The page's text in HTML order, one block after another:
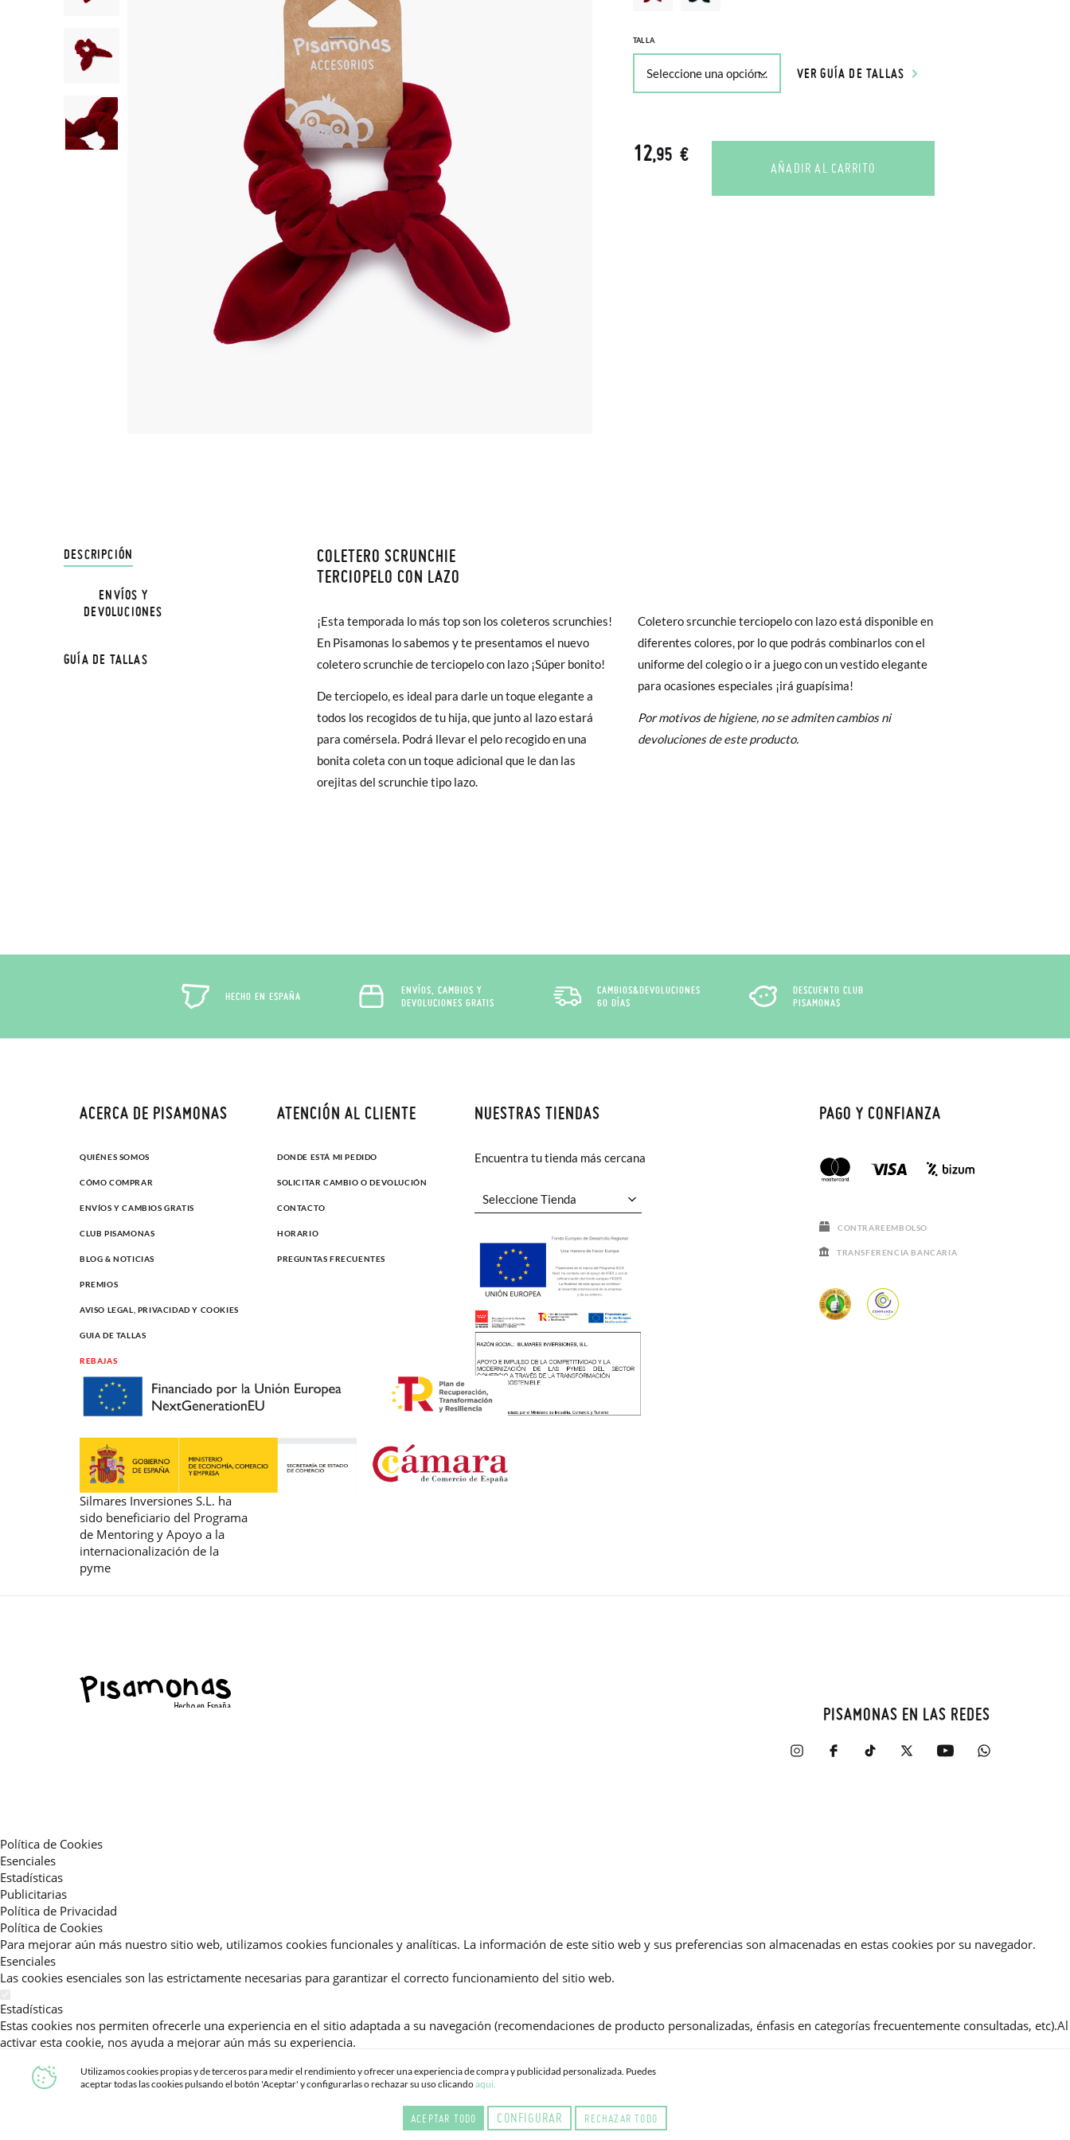
TALLA
VER GUÍA DE TALLAS
12,95 €
AÑADIR AL CARRITO
DESCRIPCIÓN
COLETERO SCRUNCHIE
TERCIOPELO CON LAZO
¡Esta temporada lo más top son los coleteros scrunchies!
En Pisamonas lo sabemos y te presentamos el nuevo
coletero scrunchie de terciopelo con lazo ¡Súper bonito!
De terciopelo, es ideal para darle un toque elegante a
todos los recogidos de tu hija, que junto al lazo estará
para comérsela. Podrá llevar el pelo recogido en una
bonita coleta con un toque adicional que le dan las
orejitas del scrunchie tipo lazo.
Coletero srcunchie terciopelo con lazo está disponible en
diferentes colores, por lo que podrás combinarlos con el
uniforme del colegio o ir a juego con un vestido elegante
para ocasiones especiales ¡irá guapísima!
Por motivos de higiene, no se admiten cambios ni
devoluciones de este producto.
ENVÍOS Y
DEVOLUCIONES
En Pisamonas todos los Envíos son GRATIS y los Cambios de Talla/Color también son GRATIS y puedes realizarlos
hasta en 60 días. ¡Te acercamos nuestra tienda física hasta la puerta de tu casa!
Además del envío estándar gratuito (2-3 días laborables), en caso de que prefieras acelerar el envío, puedes por muy
poco más (3,95€) elegir Envío Urgente en Península.
En Baleares el tiempo de envío es de 3-4 días laborables.
Sólo en Pisamonas envíos y cambios gratis, sin importe mínimo, sin preguntas. El precio final será el de los zapatos que
elijas, y si cuando te lleguen no te valen, sólo tienes que entrar en la sección
Cambios & Devoluciones
para enviarnos la petición de cambio. Nuestro equipo Atención al Cliente se encargará de todo: te mandaremos otra
talla y te recogeremos la primera, sin gastos, en unos pocos días!
GUÍA DE TALLAS
HECHO EN ESPAÑA
ENVÍOS, CAMBIOS Y
DEVOLUCIONES GRATIS
CAMBIOS&DEVOLUCIONES
60 DÍAS
DESCUENTO CLUB
PISAMONAS
ACERCA DE PISAMONAS
QUIÉNES SOMOS
CÓMO COMPRAR
ENVÍOS Y CAMBIOS GRATIS
CLUB PISAMONAS
BLOG & NOTICIAS
PREMIOS
AVISO LEGAL, PRIVACIDAD Y COOKIES
GUIA DE TALLAS
REBAJAS
Silmares Inversiones S.L. ha
sido beneficiario del Programa
de Mentoring y Apoyo a la
internacionalización de la
pyme
ATENCIÓN AL CLIENTE
DONDE ESTÁ MI PEDIDO
SOLICITAR CAMBIO O DEVOLUCIÓN
CONTACTO
HORARIO
PREGUNTAS FRECUENTES
NUESTRAS TIENDAS
Encuentra tu tienda más cercana
PAGO Y CONFIANZA
CONTRAREEMBOLSO
TRANSFERENCIA BANCARIA
PISAMONAS EN LAS REDES
Política de Cookies
Esenciales
Estadísticas
Publicitarias
Política de Privacidad
Política de Cookies
Para mejorar aún más nuestro sitio web, utilizamos cookies funcionales y analíticas. La información de este sitio web y sus preferencias son almacenadas en estas cookies por su navegador.
Esenciales
Las cookies esenciales son las estrictamente necesarias para garantizar el correcto funcionamiento del sitio web.
Estadísticas
Estas cookies nos permiten ofrecerle una experiencia en el sitio adaptada a su navegación (recomendaciones de producto personalizadas, énfasis en categorías frecuentemente consultadas, etc).Al
activar esta cookie, nos ayuda a mejorar aún más su experiencia.
Publicitarias
Estas cookies permiten a nuestros socios publicitarios enviarle mensajes específicos y personalizados.
Utilizamos cookies propias y de terceros para medir el rendimiento y ofrecer una experiencia de compra y publicidad personalizada. Puedes
aceptar todas las cookies pulsando el botón 'Aceptar' y configurarlas o rechazar su uso clicandoaqui.
ACEPTAR TODO CONFIGURAR RECHAZAR TODO